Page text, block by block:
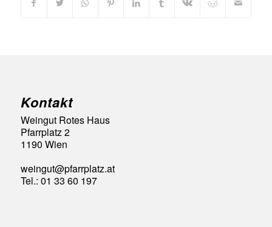
Kontakt
Weingut Rotes Haus
Pfarrplatz 2
1190 Wien
weingut@pfarrplatz.at
Tel.: 01 33 60 197